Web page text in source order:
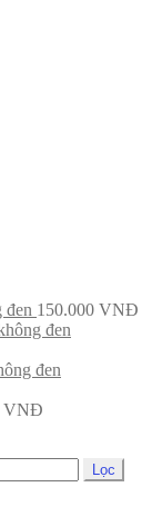
đen 150.000 VNĐ
đen
đen
VNĐ
Lọc